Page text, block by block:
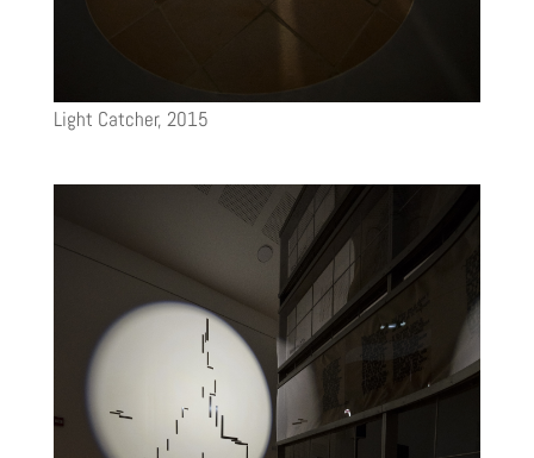
Light Catcher, 2015